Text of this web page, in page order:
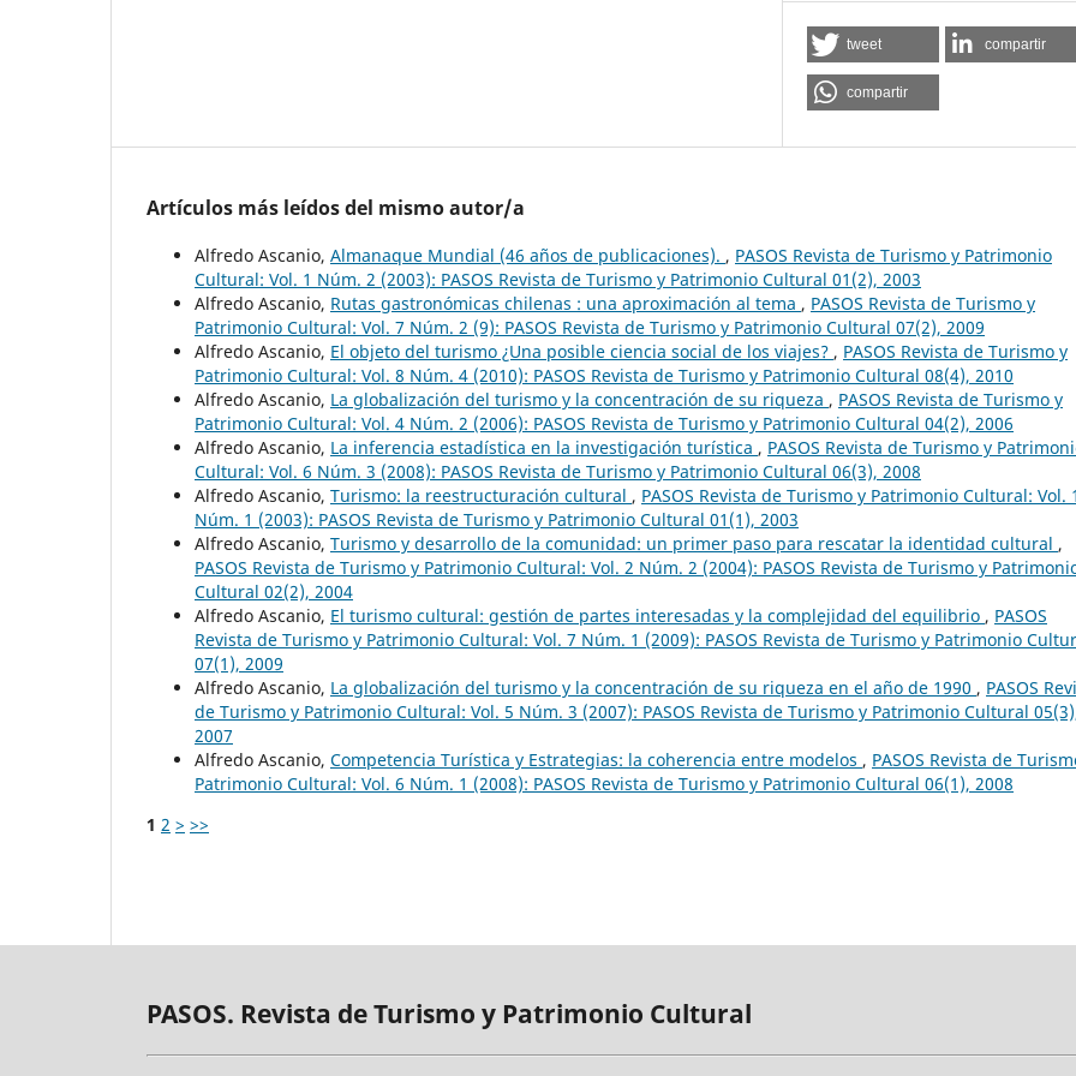
tweet compartir
compartir
Artículos más leídos del mismo autor/a
Alfredo Ascanio, Almanaque Mundial (46 años de publicaciones). , PASOS Revista de Turismo y Patrimonio
Cultural: Vol. 1 Núm. 2 (2003): PASOS Revista de Turismo y Patrimonio Cultural 01(2), 2003
Alfredo Ascanio, Rutas gastronómicas chilenas : una aproximación al tema , PASOS Revista de Turismo y
Patrimonio Cultural: Vol. 7 Núm. 2 (9): PASOS Revista de Turismo y Patrimonio Cultural 07(2), 2009
Alfredo Ascanio, El objeto del turismo ¿Una posible ciencia social de los viajes? , PASOS Revista de Turismo y
Patrimonio Cultural: Vol. 8 Núm. 4 (2010): PASOS Revista de Turismo y Patrimonio Cultural 08(4), 2010
Alfredo Ascanio, La globalización del turismo y la concentración de su riqueza , PASOS Revista de Turismo y
Patrimonio Cultural: Vol. 4 Núm. 2 (2006): PASOS Revista de Turismo y Patrimonio Cultural 04(2), 2006
Alfredo Ascanio, La inferencia estadística en la investigación turística , PASOS Revista de Turismo y
Cultural: Vol. 6 Núm. 3 (2008): PASOS Revista de Turismo y Patrimonio Cultural 06(3), 2008
Alfredo Ascanio, Turismo: la reestructuración cultural , PASOS Revista de Turismo y Patrimonio Cultural: Vol.
Núm. 1 (2003): PASOS Revista de Turismo y Patrimonio Cultural 01(1), 2003
Alfredo Ascanio, Turismo y desarrollo de la comunidad: un primer paso para rescatar la identidad cultural ,
PASOS Revista de Turismo y Patrimonio Cultural: Vol. 2 Núm. 2 (2004): PASOS Revista de Turismo y
Cultural 02(2), 2004
Alfredo Ascanio, El turismo cultural: gestión de partes interesadas y la complejidad del equilibrio , PASOS
Revista de Turismo y Patrimonio Cultural: Vol. 7 Núm. 1 (2009): PASOS Revista de Turismo y Patrimonio
07(1), 2009
Alfredo Ascanio, La globalización del turismo y la concentración de su riqueza en el año de 1990 , PASOS
de Turismo y Patrimonio Cultural: Vol. 5 Núm. 3 (2007): PASOS Revista de Turismo y Patrimonio Cultural
2007
Alfredo Ascanio, Competencia Turística y Estrategias: la coherencia entre modelos , PASOS Revista de
Patrimonio Cultural: Vol. 6 Núm. 1 (2008): PASOS Revista de Turismo y Patrimonio Cultural 06(1), 2008
1 2 > >>
PASOS. Revista de Turismo y Patrimonio Cultural